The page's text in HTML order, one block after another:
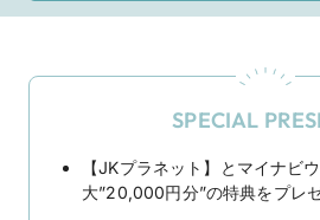
SPECIAL
【JKプラネット】とマイナビ
大”20,000円分”の特典をプレ